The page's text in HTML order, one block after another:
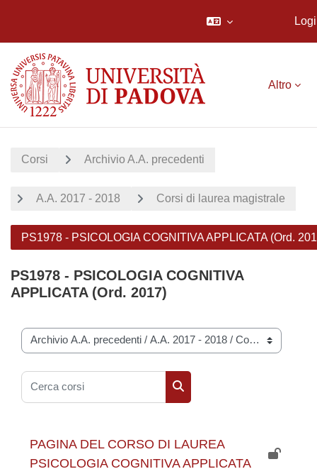
Altro
Corsi Archivio A.A. precedenti
A.A. 2017 - 2018 Corsi di laurea magistrale
PS1978 - PSICOLOGIA COGNITIVA APPLICATA (Ord.
PS1978 - PSICOLOGIA COGNITIVA
APPLICATA (Ord. 2017)
Categorie di corso
Cerca corsi
Cerca corsi
PAGINA DEL CORSO DI LAUREA
PSICOLOGIA COGNITIVA APPLICATA